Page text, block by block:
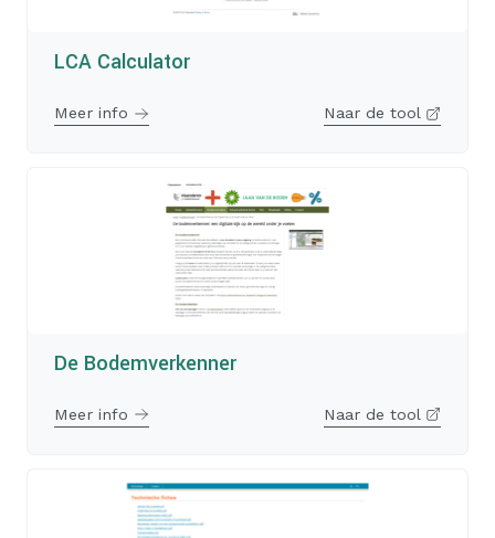
LCA Calculator
Meer info Naar de tool
De Bodemverkenner
Meer info Naar de tool